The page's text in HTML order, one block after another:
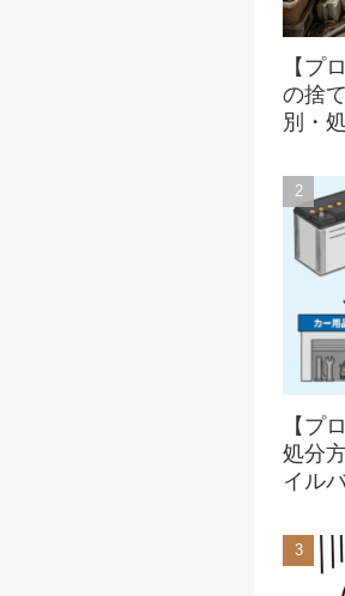
【プ
の捨
別・
【プ
処分
イル